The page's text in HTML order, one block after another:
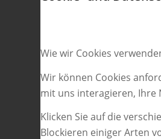
Wie wir Cookies
Wir können Cookies
mit uns interagieren, Ihre
Klicken Sie auf die
Blockieren einiger Arten